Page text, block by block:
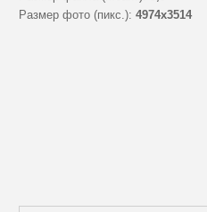
Размер фото (пикс.): 4974x3514